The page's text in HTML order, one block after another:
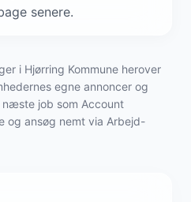
senere.
i Hjørring Kommune herover
egne annoncer og
job som Account
og ansøg nemt via Arbejd-